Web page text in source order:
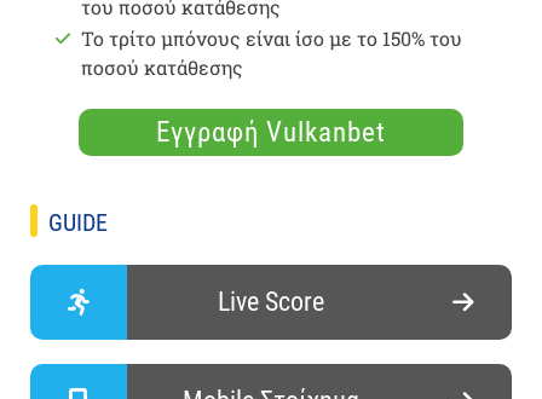
του ποσού κατάθεσης
Το τρίτο μπόνους είναι ίσο με το 150% του
ποσού κατάθεσης
Εγγραφή Vulkanbet
GUIDE
Live Score